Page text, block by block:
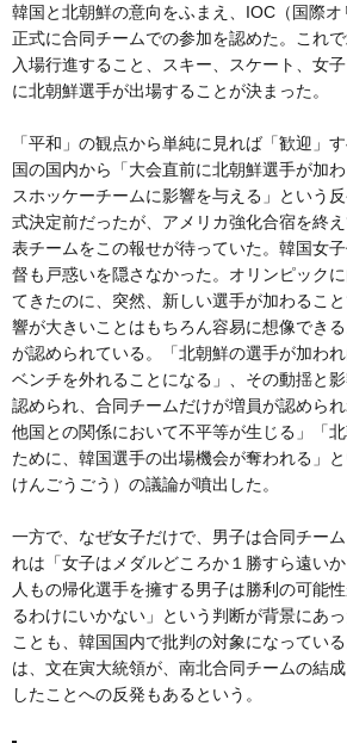
韓国と北朝鮮の意向をふまえ、IOC（国際
正式に合同チームでの参加を認めた。これ
入場行進すること、スキー、スケート、女
に北朝鮮選手が出場することが決まった。
「平和」の観点から単純に見れば「歓迎」
国の国内から「大会直前に北朝鮮選手が加
スホッケーチームに影響を与える」という
式決定前だったが、アメリカ強化合宿を終
表チームをこの報せが待っていた。韓国女
督も戸惑いを隠さなかった。オリンピック
てきたのに、突然、新しい選手が加わるこ
響が大きいことはもちろん容易に想像でき
が認められている。「北朝鮮の選手が加わ
ベンチを外れることになる」、その動揺と
認められ、合同チームだけが増員が認めら
他国との関係において不平等が生じる」「
ために、韓国選手の出場機会が奪われる」
けんごうごう）の議論が噴出した。
一方で、なぜ女子だけで、男子は合同チー
れは「女子はメダルどころか１勝すら遠い
人もの帰化選手を擁する男子は勝利の可能
るわけにいかない」という判断が背景にあ
ことも、韓国国内で批判の対象になってい
は、文在寅大統領が、南北合同チームの結
したことへの反発もあるという。